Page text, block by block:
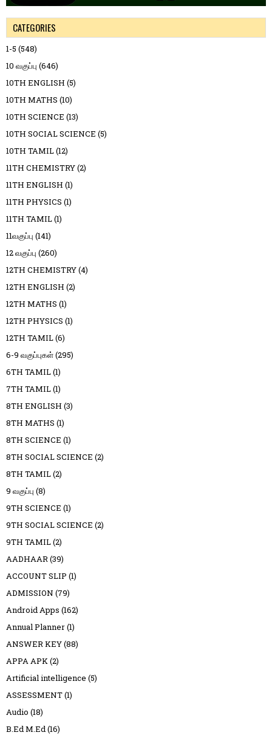
CATEGORIES
1-5 (548)
10 வகுப்பு (646)
10TH ENGLISH (5)
10TH MATHS (10)
10TH SCIENCE (13)
10TH SOCIAL SCIENCE (5)
10TH TAMIL(12)
11TH CHEMISTRY(2)
11TH ENGLISH (1)
11TH PHYSICS (1)
11TH TAMIL(1)
11வகுப்பு (141)
12 வகுப்பு (260)
12TH CHEMISTRY(4)
12TH ENGLISH (2)
12TH MATHS (1)
12TH PHYSICS (1)
12TH TAMIL(6)
6-9 வகுப்புகள்(295)
6TH TAMIL(1)
7TH TAMIL(1)
8TH ENGLISH (3)
8TH MATHS (1)
8TH SCIENCE (1)
8TH SOCIAL SCIENCE (2)
8TH TAMIL(2)
9 வகுப்பு (8)
9TH SCIENCE (1)
9TH SOCIAL SCIENCE (2)
9TH TAMIL(2)
AADHAAR(39)
ACCOUNT SLIP (1)
ADMISSION (79)
Android Apps (162)
Annual Planner(1)
ANSWER KEY(88)
APPA APK(2)
Artificial intelligence (5)
ASSESSMENT(1)
Audio (18)
B.Ed M.Ed(16)